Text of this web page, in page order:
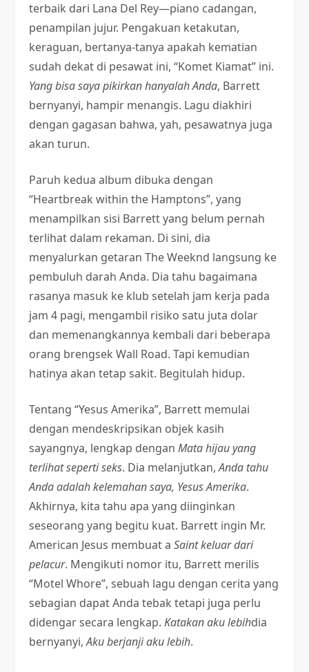
terbaik dari Lana Del Rey—piano cadangan,
penampilan jujur. Pengakuan ketakutan,
keraguan, bertanya-tanya apakah kematian
sudah dekat di pesawat ini, “Komet Kiamat” ini.
Yang bisa saya pikirkan hanyalah Anda, Barrett
bernyanyi, hampir menangis. Lagu diakhiri
dengan gagasan bahwa, yah, pesawatnya juga
akan turun.
Paruh kedua album dibuka dengan
“Heartbreak within the Hamptons”, yang
menampilkan sisi Barrett yang belum pernah
terlihat dalam rekaman. Di sini, dia
menyalurkan getaran The Weeknd langsung ke
pembuluh darah Anda. Dia tahu bagaimana
rasanya masuk ke klub setelah jam kerja pada
jam 4 pagi, mengambil risiko satu juta dolar
dan memenangkannya kembali dari beberapa
orang brengsek Wall Road. Tapi kemudian
hatinya akan tetap sakit. Begitulah hidup.
Tentang “Yesus Amerika”, Barrett memulai
dengan mendeskripsikan objek kasih
sayangnya, lengkap denganMata hijau yang
terlihat seperti seks. Dia melanjutkan,Anda tahu
Anda adalah kelemahan saya, Yesus Amerika.
Akhirnya, kita tahu apa yang diinginkan
seseorang yang begitu kuat. Barrett ingin Mr.
American Jesus membuat aSaint keluar dari
pelacur. Mengikuti nomor itu, Barrett merilis
“Motel Whore”, sebuah lagu dengan cerita yang
sebagian dapat Anda tebak tetapi juga perlu
didengar secara lengkap.Katakan aku lebihdia
bernyanyi,Aku berjanji aku lebih.